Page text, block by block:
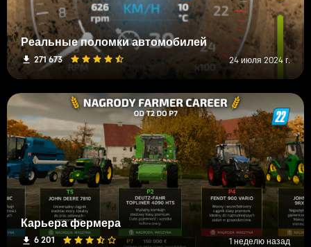
Реальные поломки автомобилей
271 673 24 июля 2024 г.
Карьера фермера
6 201 1 неделю назад